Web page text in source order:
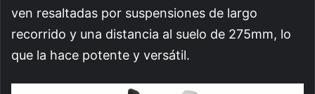
ven resaltadas por suspensiones de largo
recorrido y una distancia al suelo de 275mm, lo
que la hace potente y versátil.